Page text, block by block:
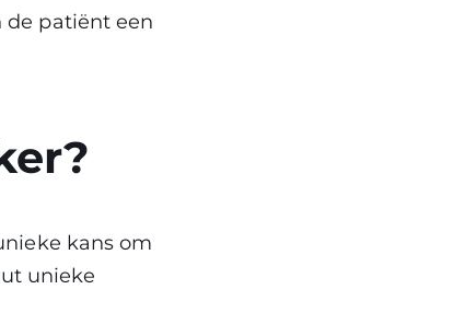
de patiënt een
kans om
unieke